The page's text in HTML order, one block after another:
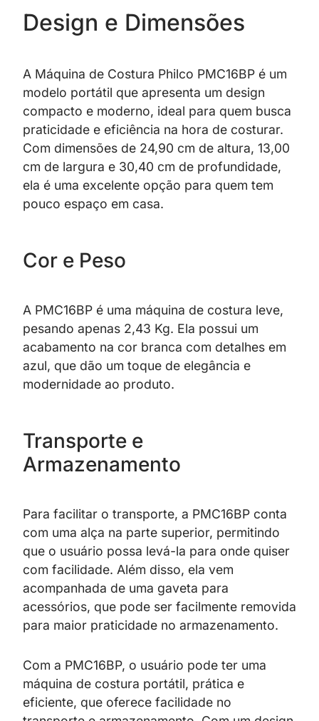
Design e Dimensões
A Máquina de Costura Philco PMC16BP é um
modelo portátil que apresenta um design
compacto e moderno, ideal para quem busca
praticidade e eficiência na hora de costurar.
Com dimensões de 24,90 cm de altura, 13,00
cm de largura e 30,40 cm de profundidade,
ela é uma excelente opção para quem tem
pouco espaço em casa.
Cor e Peso
A PMC16BP é uma máquina de costura leve,
pesando apenas 2,43 Kg. Ela possui um
acabamento na cor branca com detalhes em
azul, que dão um toque de elegância e
modernidade ao produto.
Transporte e
Armazenamento
Para facilitar o transporte, a PMC16BP conta
com uma alça na parte superior, permitindo
que o usuário possa levá-la para onde quiser
com facilidade. Além disso, ela vem
acompanhada de uma gaveta para
acessórios, que pode ser facilmente removida
para maior praticidade no armazenamento.
Com a PMC16BP, o usuário pode ter uma
máquina de costura portátil, prática e
eficiente, que oferece facilidade no